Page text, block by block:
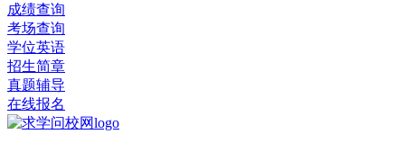
成绩查询
考场查询
学位英语
招生简章
真题辅导
在线报名